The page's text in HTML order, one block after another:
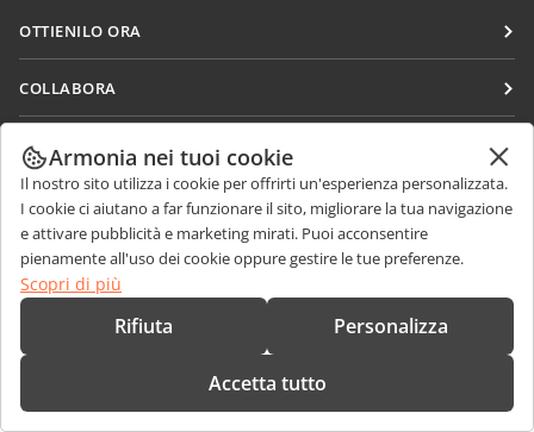
OTTIENILO ORA
Workspace
Connettori
App desktop
App mobili
COLLABORA
Per i contributori
Per i traduttori
Per gli influencer
Offerte di lavoro
RICEVI NOTIZIE
Blog
RICEVI AIUTO
Forum
Corsi di formazione
White papers
Modulo di contatto per il supporto
CONTATTACI
Domande sulle venditesales@onlyoffice.com
Richieste per i partner
partners@onlyoffice.com
press@onlyoffice.com
Richiedi una chiamata
onlyoffice.com
Armonia nei tuoi cookie
Il nostro sito utilizza i cookie per offrirti un'esperienza personalizzata.
I cookie ci aiutano a far funzionare il sito, migliorare la tua navigazione
e attivare pubblicità e marketing mirati. Puoi acconsentire
pienamente all'uso dei cookie oppure gestire le tue preferenze.
Scopri di più
Rifiuta Personalizza
Accetta tutto